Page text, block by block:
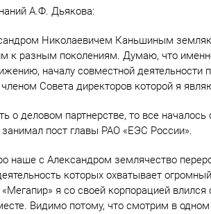
А.Ф. Дьякова:
Николаевичем Каньшиным
к разным поколениям. Думаю, что
началу совместной
Совета директоров которой я
о деловом партнерстве, то все
пост главы РАО «ЕЭС России».
наше с Александром землячество
которых охватывает
я со своей корпорацией
Видимо потому, что смотрим в